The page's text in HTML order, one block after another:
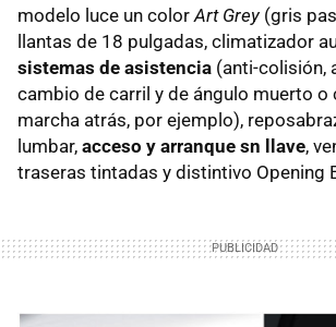
modelo luce un color Art Grey(gris
llantas de 18 pulgadas, climatizador
sistemas de asistencia (anti-colisión,
cambio de carril y de ángulo muerto o
marcha atrás, por ejemplo),
lumbar, acceso y arranque sn llave,
traseras tintadas y distintivo Opening